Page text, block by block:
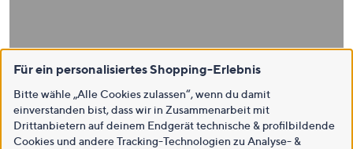
Für ein personalisiertes Shopping-Erlebnis
Bitte wähle „Alle Cookies zulassen“, wenn du damit
einverstanden bist, dass wir in Zusammenarbeit mit
Drittanbietern auf deinem Endgerät technische & profilbildende
Cookies und andere Tracking-Technologien zu Analyse- &